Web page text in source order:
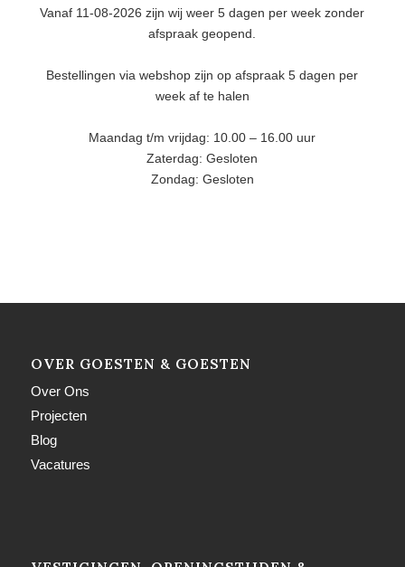
Vanaf 11-08-2026 zijn wij weer 5 dagen per week zonder
afspraak geopend.
Bestellingen via webshop zijn op afspraak 5 dagen per
week af te halen
Maandag t/m vrijdag: 10.00 – 16.00 uur
Zaterdag: Gesloten
Zondag: Gesloten
OVER GOESTEN & GOESTEN
Over Ons
Projecten
Blog
Vacatures